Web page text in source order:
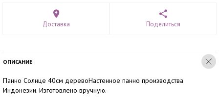
Доставка Поделиться
ОПИСАНИЕ
Панно Солнце 40см деревоНастенное панно производства
Индонезии. Изготовлено вручную.